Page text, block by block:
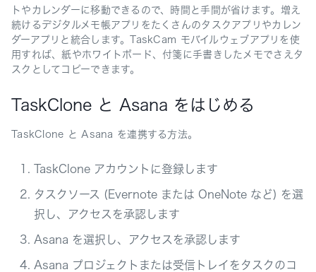
トやカレンダーに移動できるので、時間と手間が省けます。増え
続けるデジタルメモ帳アプリをたくさんのタスクアプリやカレン
ダーアプリと統合します。TaskCam モバイルウェブアプリを使
用すれば、紙やホワイトボード、付箋に手書きしたメモでさえタ
スクとしてコピーできます。
TaskClone と Asana をはじめる
TaskClone と Asana を連携する方法。
TaskClone アカウントに登録します
タスクソース (Evernote または OneNote など) を選
択し、アクセスを承認します
Asana を選択し、アクセスを承認します
Asana プロジェクトまたは受信トレイをタスクのコ